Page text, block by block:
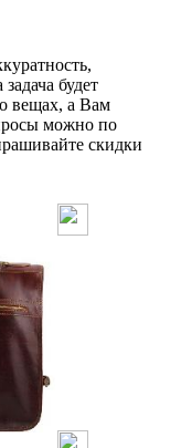
будет
вещах, а Вам
можно по
скидки